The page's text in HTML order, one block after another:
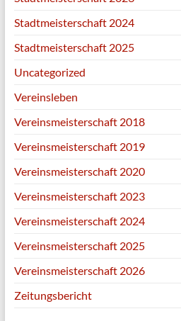
Stadtmeisterschaft 2024
Stadtmeisterschaft 2025
Uncategorized
Vereinsleben
Vereinsmeisterschaft 2018
Vereinsmeisterschaft 2019
Vereinsmeisterschaft 2020
Vereinsmeisterschaft 2023
Vereinsmeisterschaft 2024
Vereinsmeisterschaft 2025
Vereinsmeisterschaft 2026
Zeitungsbericht